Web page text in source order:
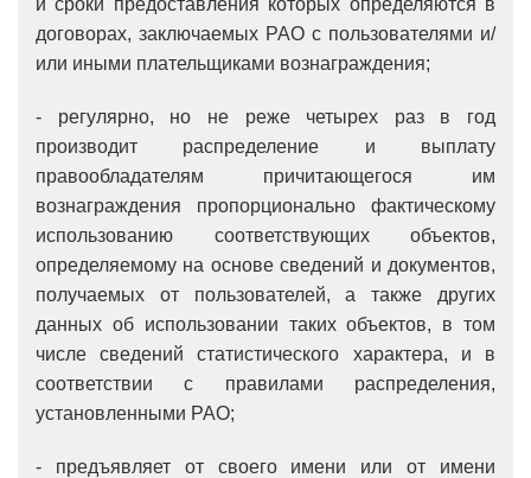
и сроки предоставления которых определяются в
договорах, заключаемых РАО с пользователями и/
или иными плательщиками вознаграждения;
- регулярно, но не реже четырех раз в год
производит распределение и выплату
правообладателям причитающегося им
вознаграждения пропорционально фактическому
использованию соответствующих объектов,
определяемому на основе сведений и документов,
получаемых от пользователей, а также других
данных об использовании таких объектов, в том
числе сведений статистического характера, и в
соответствии с правилами распределения,
установленными РАО;
- предъявляет от своего имени или от имени